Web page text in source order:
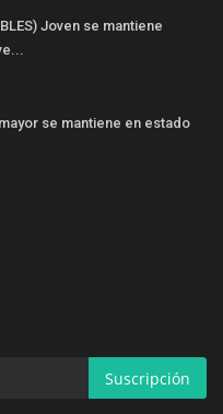
Joven se mantiene
se mantiene en estado
Suscripción